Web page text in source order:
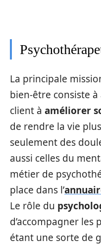
La principale
bien-être consiste
client à améliorer
de rendre la vie
seulement des
aussi celles du
métier de
place dans l’
Le rôle du
d’accompagner les
étant une sorte de